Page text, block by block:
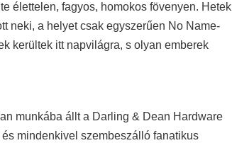
élettelen, fagyos, homokos fövenyen. Hetek
neki, a helyet csak egyszerűen No Name-
kerültek itt napvilágra, s olyan emberek
munkába állt a Darling & Dean Hardware
mindenkivel szembeszálló fanatikus